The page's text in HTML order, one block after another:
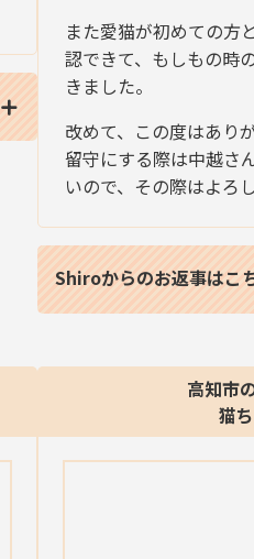
また愛猫が初めての方
認できて、もしもの時
きました。
改めて、この度はあり
留守にする際は中越さ
いので、その際はよろ
Shiroからのお返事はこ
高知市
猫